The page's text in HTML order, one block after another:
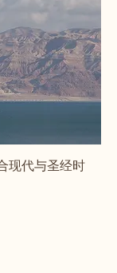
现代与圣经时